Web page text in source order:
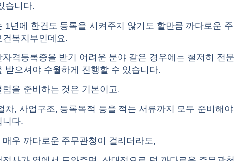
습니다.
1년에 한건도 등록을 시켜주지 않기도 할만큼 까다로운 주
건복지부인데요.
자격등록증을 받기 어려운 분야 같은 경우에는 철저히 전문
받으셔야 수월하게 진행할 수 있습니다.
럼을 준비하는 것은 기본이고,
차, 사업구조, 등록목적 등을 적는 서류까지 모두 준비해야
니다.
매우 까다로운 주무관청이 걸리더라도,